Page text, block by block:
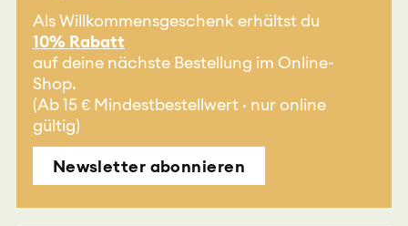
Als Willkommensgeschenk erhältst du
10% Rabatt
auf deine nächste Bestellung im Online-
Shop.
(Ab 15 € Mindestbestellwert · nur online
gültig)
Newsletter abonnieren